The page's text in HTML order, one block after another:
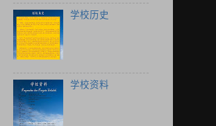
学校历史
学校资料